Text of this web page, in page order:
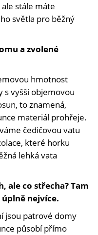
stále máte
světla pro běžný
a zvolené
hmotnost
s vyšší objemovou
to znamená,
materiál prohřeje.
čedičovou vatu
které horku
lehká vata
ale co střecha? Tam
nejvíce.
jsou patrové domy
působí přímo